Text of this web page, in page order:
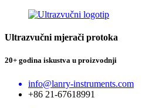
Ultrazvučni mjerači protoka
20+ godina iskustva u proizvodnji
info@lanry-instruments.com
+86 21-67618991